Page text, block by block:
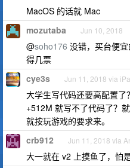
MacOS 的话就 Mac
mozutaba Jun 10, 2018
@soho176 没错，买台便
得几票
cye3s Jun 11, 2018 via
大学生写代码还要高配置
+512M 就写不了代码了？
就按玩游戏的要求来。
crb912 Jun 11, 2018 via
大一就在 v2 上摸鱼了，怕